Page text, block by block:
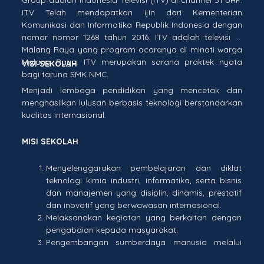
ITV Telah mendapatkan ijin dari Kementerian
Komunikasi dan Informatika Republik Indonesia dengan
nomor nomor 1268 tahun 2016. ITV adalah televisi di
Malang Raya yang program acaranya di minati warga
Malang Raya. ITV merupakan sarana praktek nyata
bagi taruna SMK NMC.
VISI SEKOLAH
Menjadi lembaga pendidikan yang mencetak dan
menghasilkan lulusan berbasis teknologi berstandarkan
kualitas internasional.
MISI SEKOLAH
Menyelenggarakan pembelajaran dan diklat
teknologi kimia industri, informatika, serta bisnis
dan manajemen yang disiplin, dinamis, prestatif
dan inovatif yang berwawasan internasional.
Melaksanakan kegiatan yang berkaitan dengan
pengabdian kepada masyarakat.
Pengembangan sumberdaya manusia melalui